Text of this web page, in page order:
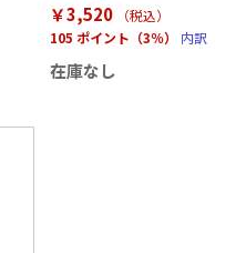
￥3,520
（税込）
105 ポイント（3％）
内訳
在庫なし